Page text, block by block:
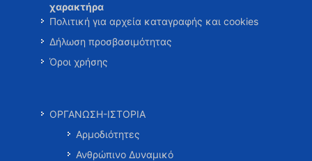
χαρακτήρα
Πολιτική για αρχεία καταγραφής και cookies
Δήλωση προσβασιμότητας
Όροι χρήσης
ΟΡΓΑΝΩΣΗ-ΙΣΤΟΡΙΑ
Αρμοδιότητες
Ανθρώπινο Δυναμικό